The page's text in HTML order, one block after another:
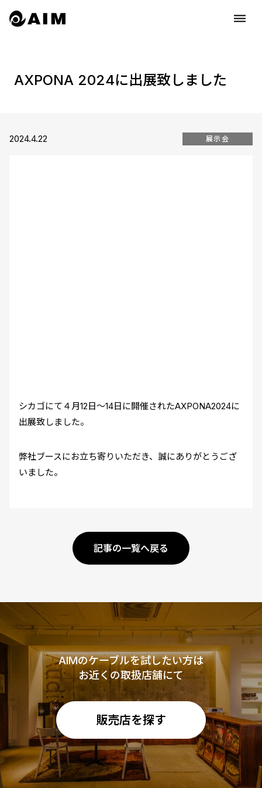
dehaze
AXPONA 2024に出展致しました
2024.4.22 展示会
シカゴにて４月12日～14日に開催されたAXPONA2024に
出展致しました。
弊社ブースにお立ち寄りいただき、誠にありがとうござ
いました。
記事の一覧へ戻る
AIMのケーブルを試したい方は
お近くの取扱店舗にて
販売店を探す